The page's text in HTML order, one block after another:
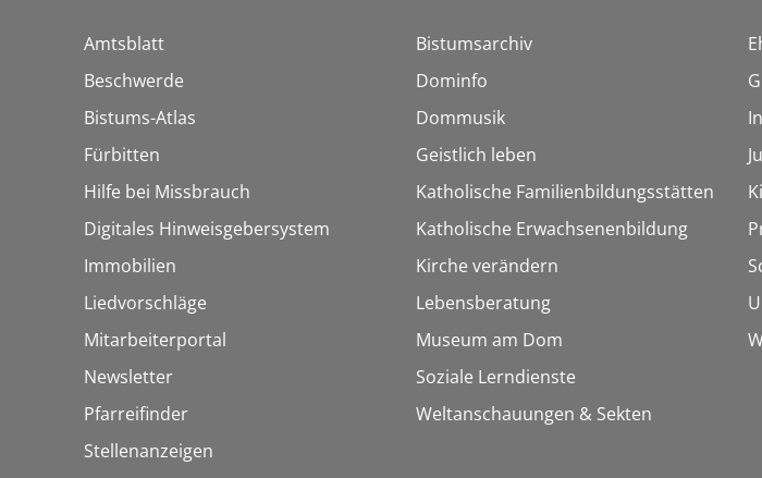
Amtsblatt
Beschwerde
Bistums-Atlas
Fürbitten
Hilfe bei Missbrauch
Digitales Hinweisgebersystem
Immobilien
Liedvorschläge
Mitarbeiterportal
Newsletter
Pfarreifinder
Stellenanzeigen
Bistumsarchiv
Dominfo
Dommusik
Geistlich leben
Katholische Familienbildungsstätten
Katholische Erwachsenenbildung
Kirche verändern
Lebensberatung
Museum am Dom
Soziale Lerndienste
Weltanschauungen & Sekten